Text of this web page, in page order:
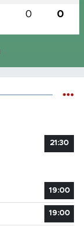
0 0
21:30
19:00
19:00